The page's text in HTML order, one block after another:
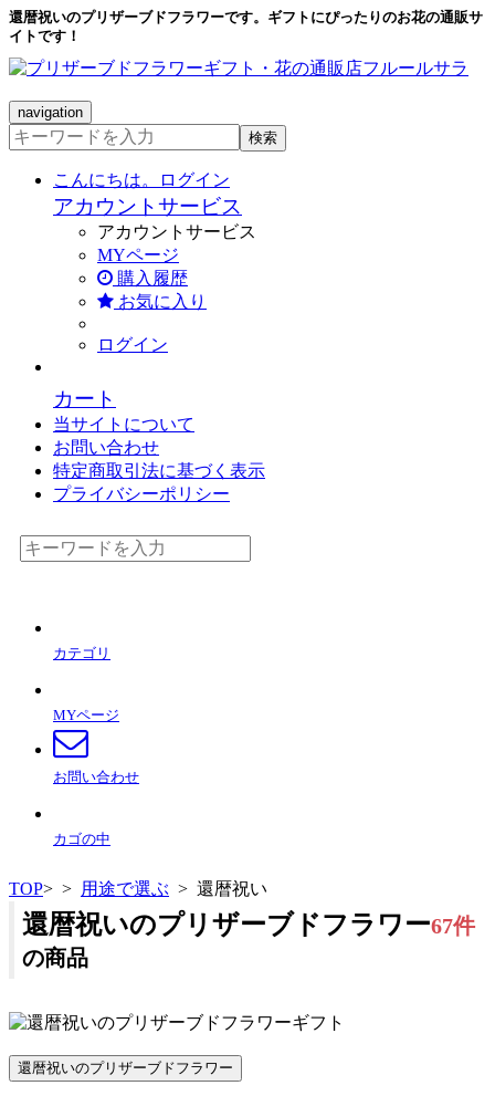
還暦祝いのプリザーブドフラワーです。ギフトにぴったりのお花の通販サ
イトです！
navigation
検索
こんにちは。ログイン
アカウントサービス
アカウントサービス
MYページ
購入履歴
お気に入り
ログイン
カート
当サイトについて
お問い合わせ
特定商取引法に基づく表示
プライバシーポリシー
カテゴリ
MYページ
お問い合わせ
カゴの中
TOP> > 用途で選ぶ > 還暦祝い
還暦祝いのプリザーブドフラワー67件
の商品
還暦祝いのプリザーブドフラワー